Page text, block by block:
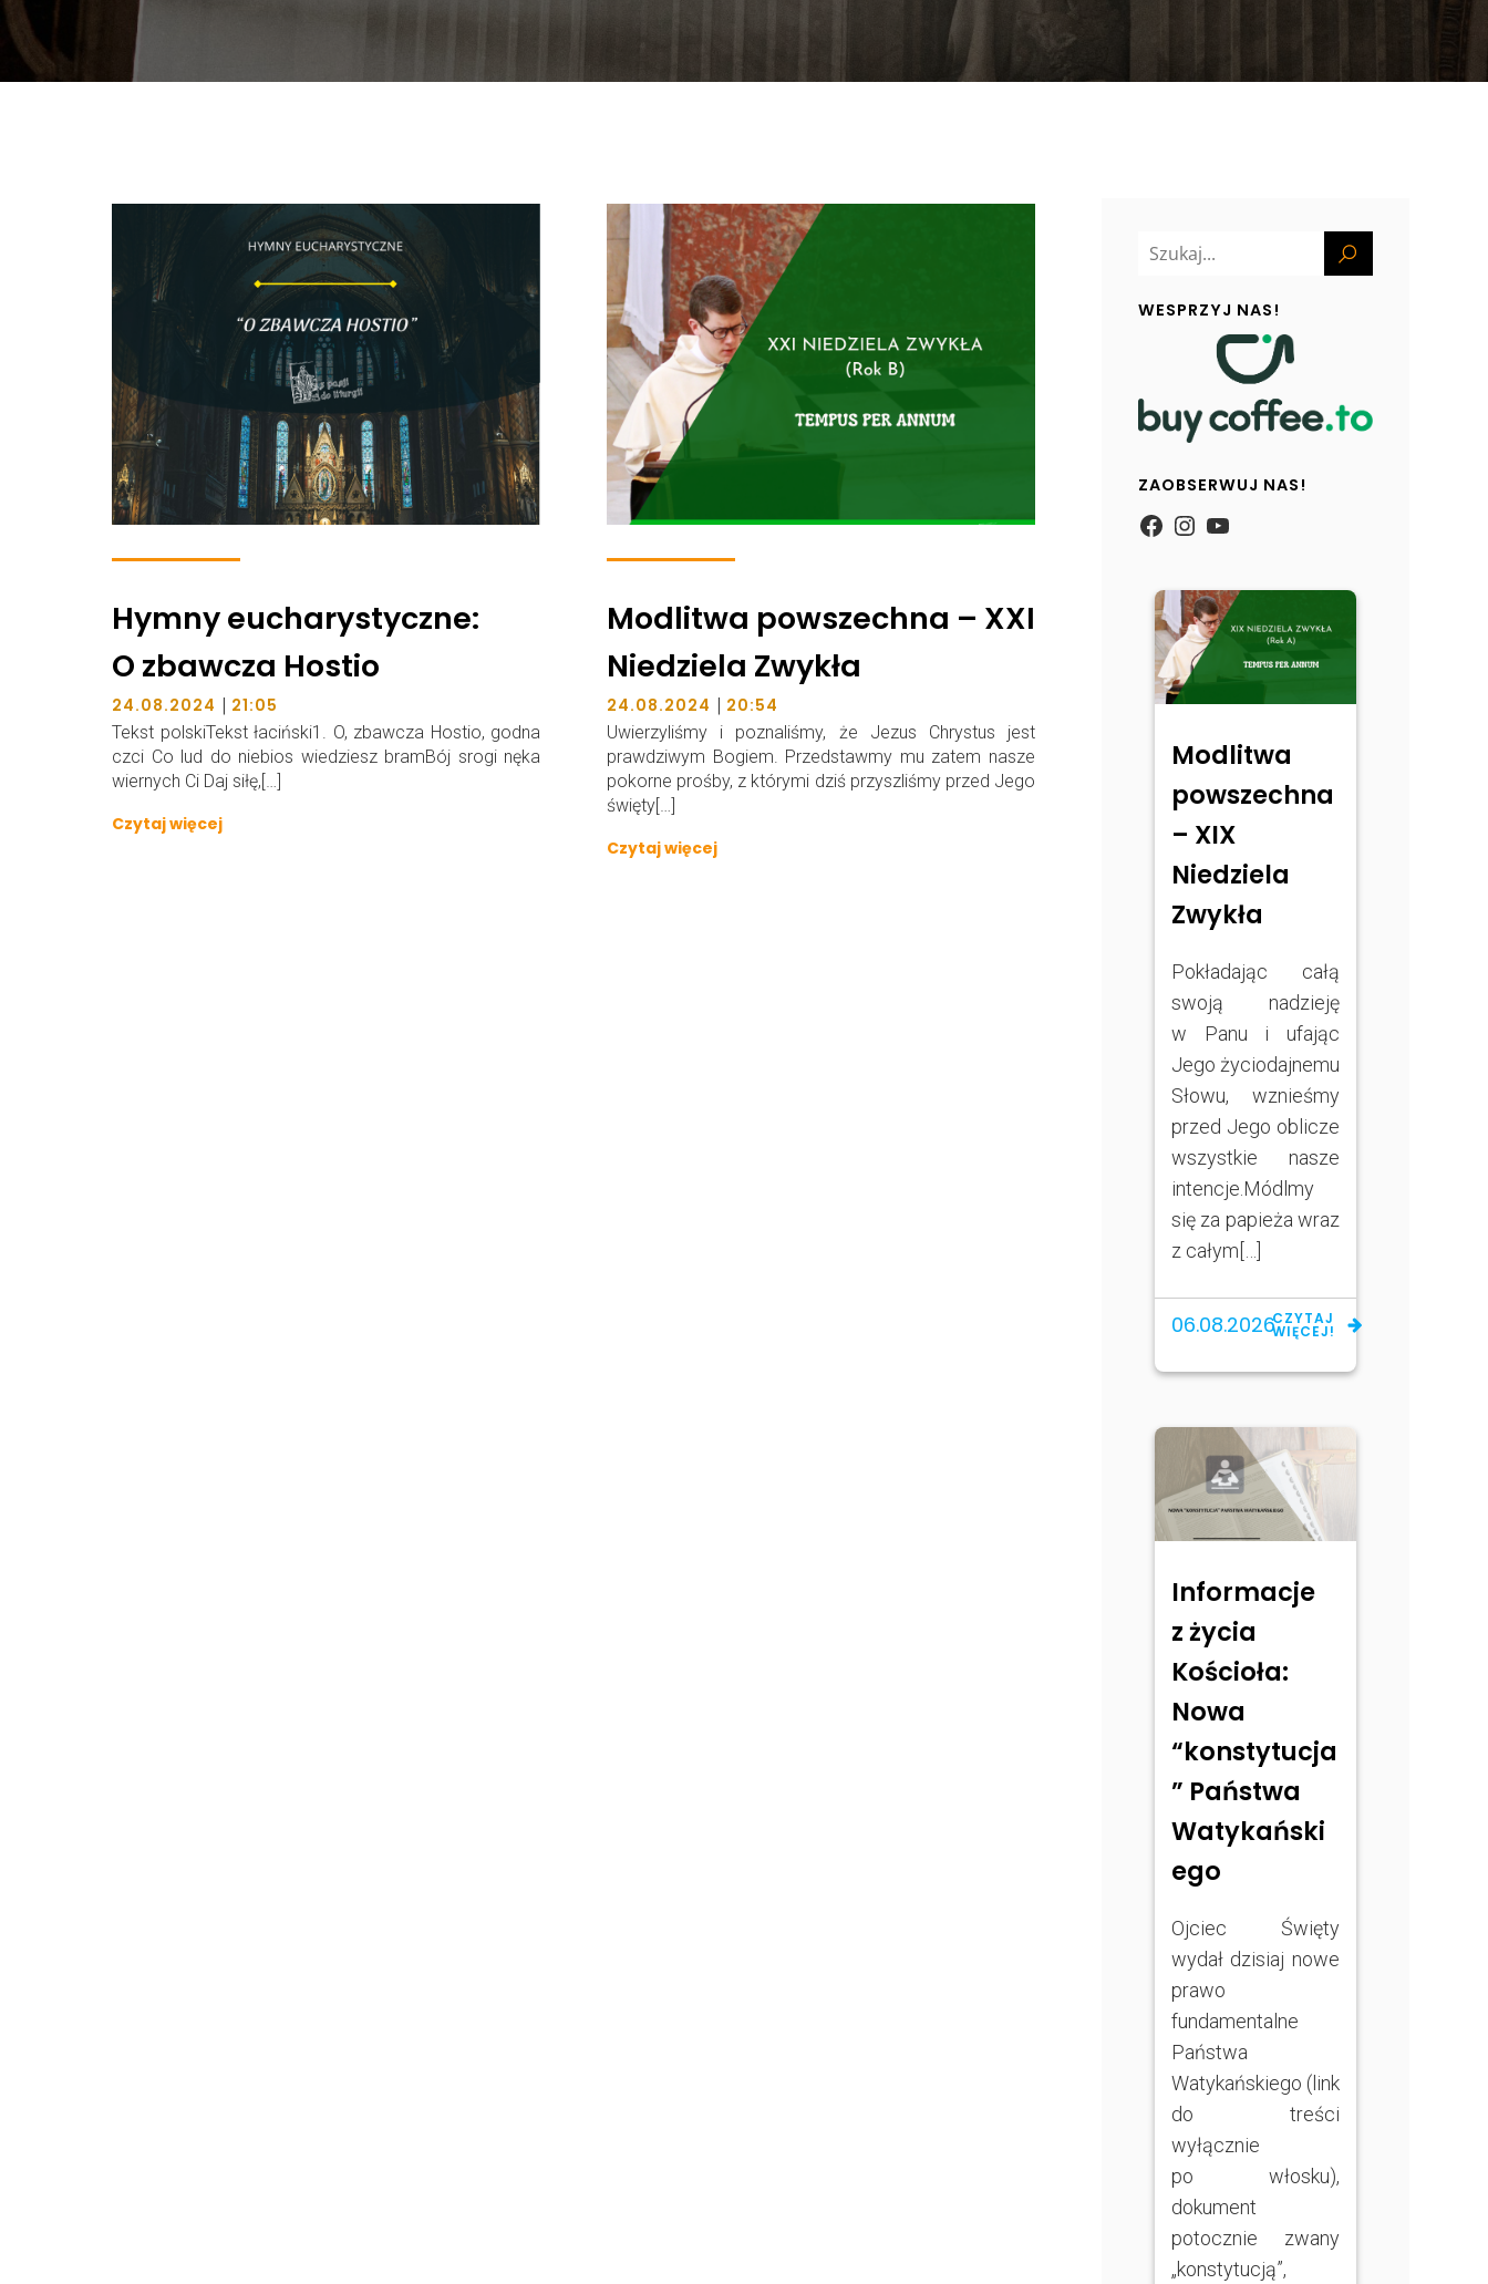
Hymny eucharystyczne:
O zbawcza Hostio
24.08.2024 | 21:05
Tekst polskiTekst łaciński1. O, zbawcza Hostio, godna
czci Co lud do niebios wiedziesz bramBój srogi nęka
wiernych Ci Daj siłę,[…]
Czytaj więcej
Modlitwa powszechna – XXI
Niedziela Zwykła
24.08.2024 | 20:54
Uwierzyliśmy i poznaliśmy, że Jezus Chrystus jest
prawdziwym Bogiem. Przedstawmy mu zatem nasze
pokorne prośby, z którymi dziś przyszliśmy przed Jego
święty[…]
Czytaj więcej
WESPRZYJ NAS!
ZAOBSERWUJ NAS!
https://
Instagram
YouTube
Modlitwa
powszechna
– XIX
Niedziela
Zwykła
Pokładając całą
swoją nadzieję
w Panu i ufając
Jego życiodajnemu
Słowu, wznieśmy
przed Jego oblicze
wszystkie nasze
intencje.Módlmy
się za papieża wraz
z całym[…]
06.08.2026CZYTAJ
WIĘCEJ!
Informacje
z życia
Kościoła:
Nowa
“konstytucja
” Państwa
Watykański
ego
Ojciec Święty
wydał dzisiaj nowe
prawo
fundamentalne
Państwa
Watykańskiego (link
do treści
wyłącznie
po włosku),
dokument
potocznie zwany
„konstytucją”,